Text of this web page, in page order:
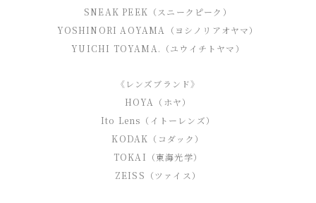
SNEAK PEEK（スニークピーク）
YOSHINORI AOYAMA（ヨシノリアオヤマ）
YUICHI TOYAMA.（ユウイチトヤマ）
《レンズブランド》
HOYA（ホヤ）
Ito Lens（イトーレンズ）
KODAK（コダック）
TOKAI（東海光学）
ZEISS（ツァイス）